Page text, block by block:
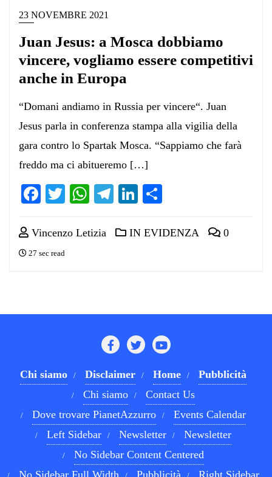
23 NOVEMBRE 2021
Juan Jesus: a Mosca dobbiamo
vincere, vogliamo essere competitivi
anche in Europa
“Domani andiamo in Russia per vincere“. Juan
Jesus parla in conferenza stampa alla vigilia della
gara contro lo Spartak Mosca. “Sappiamo che farà
freddo ma ci abitueremo […]
Facebook
TwitterWhatsApp
Telegram
LinkedIn
Vincenzo Letizia IN EVIDENZA 0
27 sec read
Chi siamo Disclaimer Home
Pubblicità
Chi siamo
Contact Us
Dove trovare PianetAzzurro
Events Calendar
Left Sidebar
Newsletter
Newsletter
No Sidebar Content Centered
No Sidebar Full Width
Pubblicità Right Sidebar